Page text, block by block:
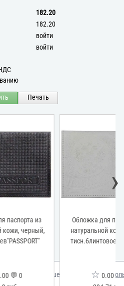
182.20
182.20
войти
войти
Печать
Обложка для паспорта из
натуральной кожи, белый,
тисн.блинтовое"Медведь"
☆0.00 💬 0
›
улучшения вашего опыта. Узнать